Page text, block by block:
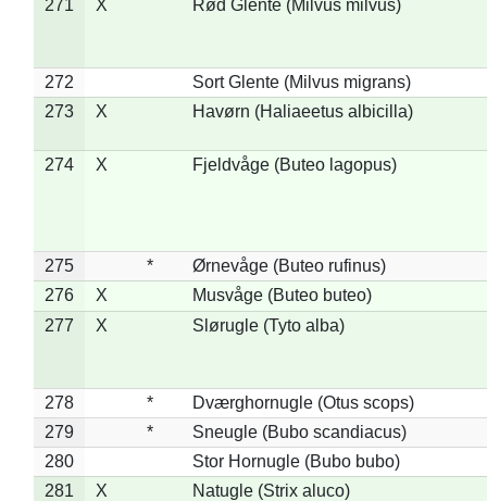
271 X Rød Glente (Milvus milvus)
272
Sort Glente (Milvus migrans)
273
X Havørn (Haliaeetus albicilla)
274 X Fjeldvåge (Buteo lagopus)
275 *
Ørnevåge (Buteo rufinus)
276
X
Musvåge (Buteo buteo)
277
X Slørugle (Tyto alba)
278 *
Dværghornugle (Otus scops)
279
*
Sneugle (Bubo scandiacus)
280
Stor Hornugle (Bubo bubo)
281
X Natugle (Strix aluco)